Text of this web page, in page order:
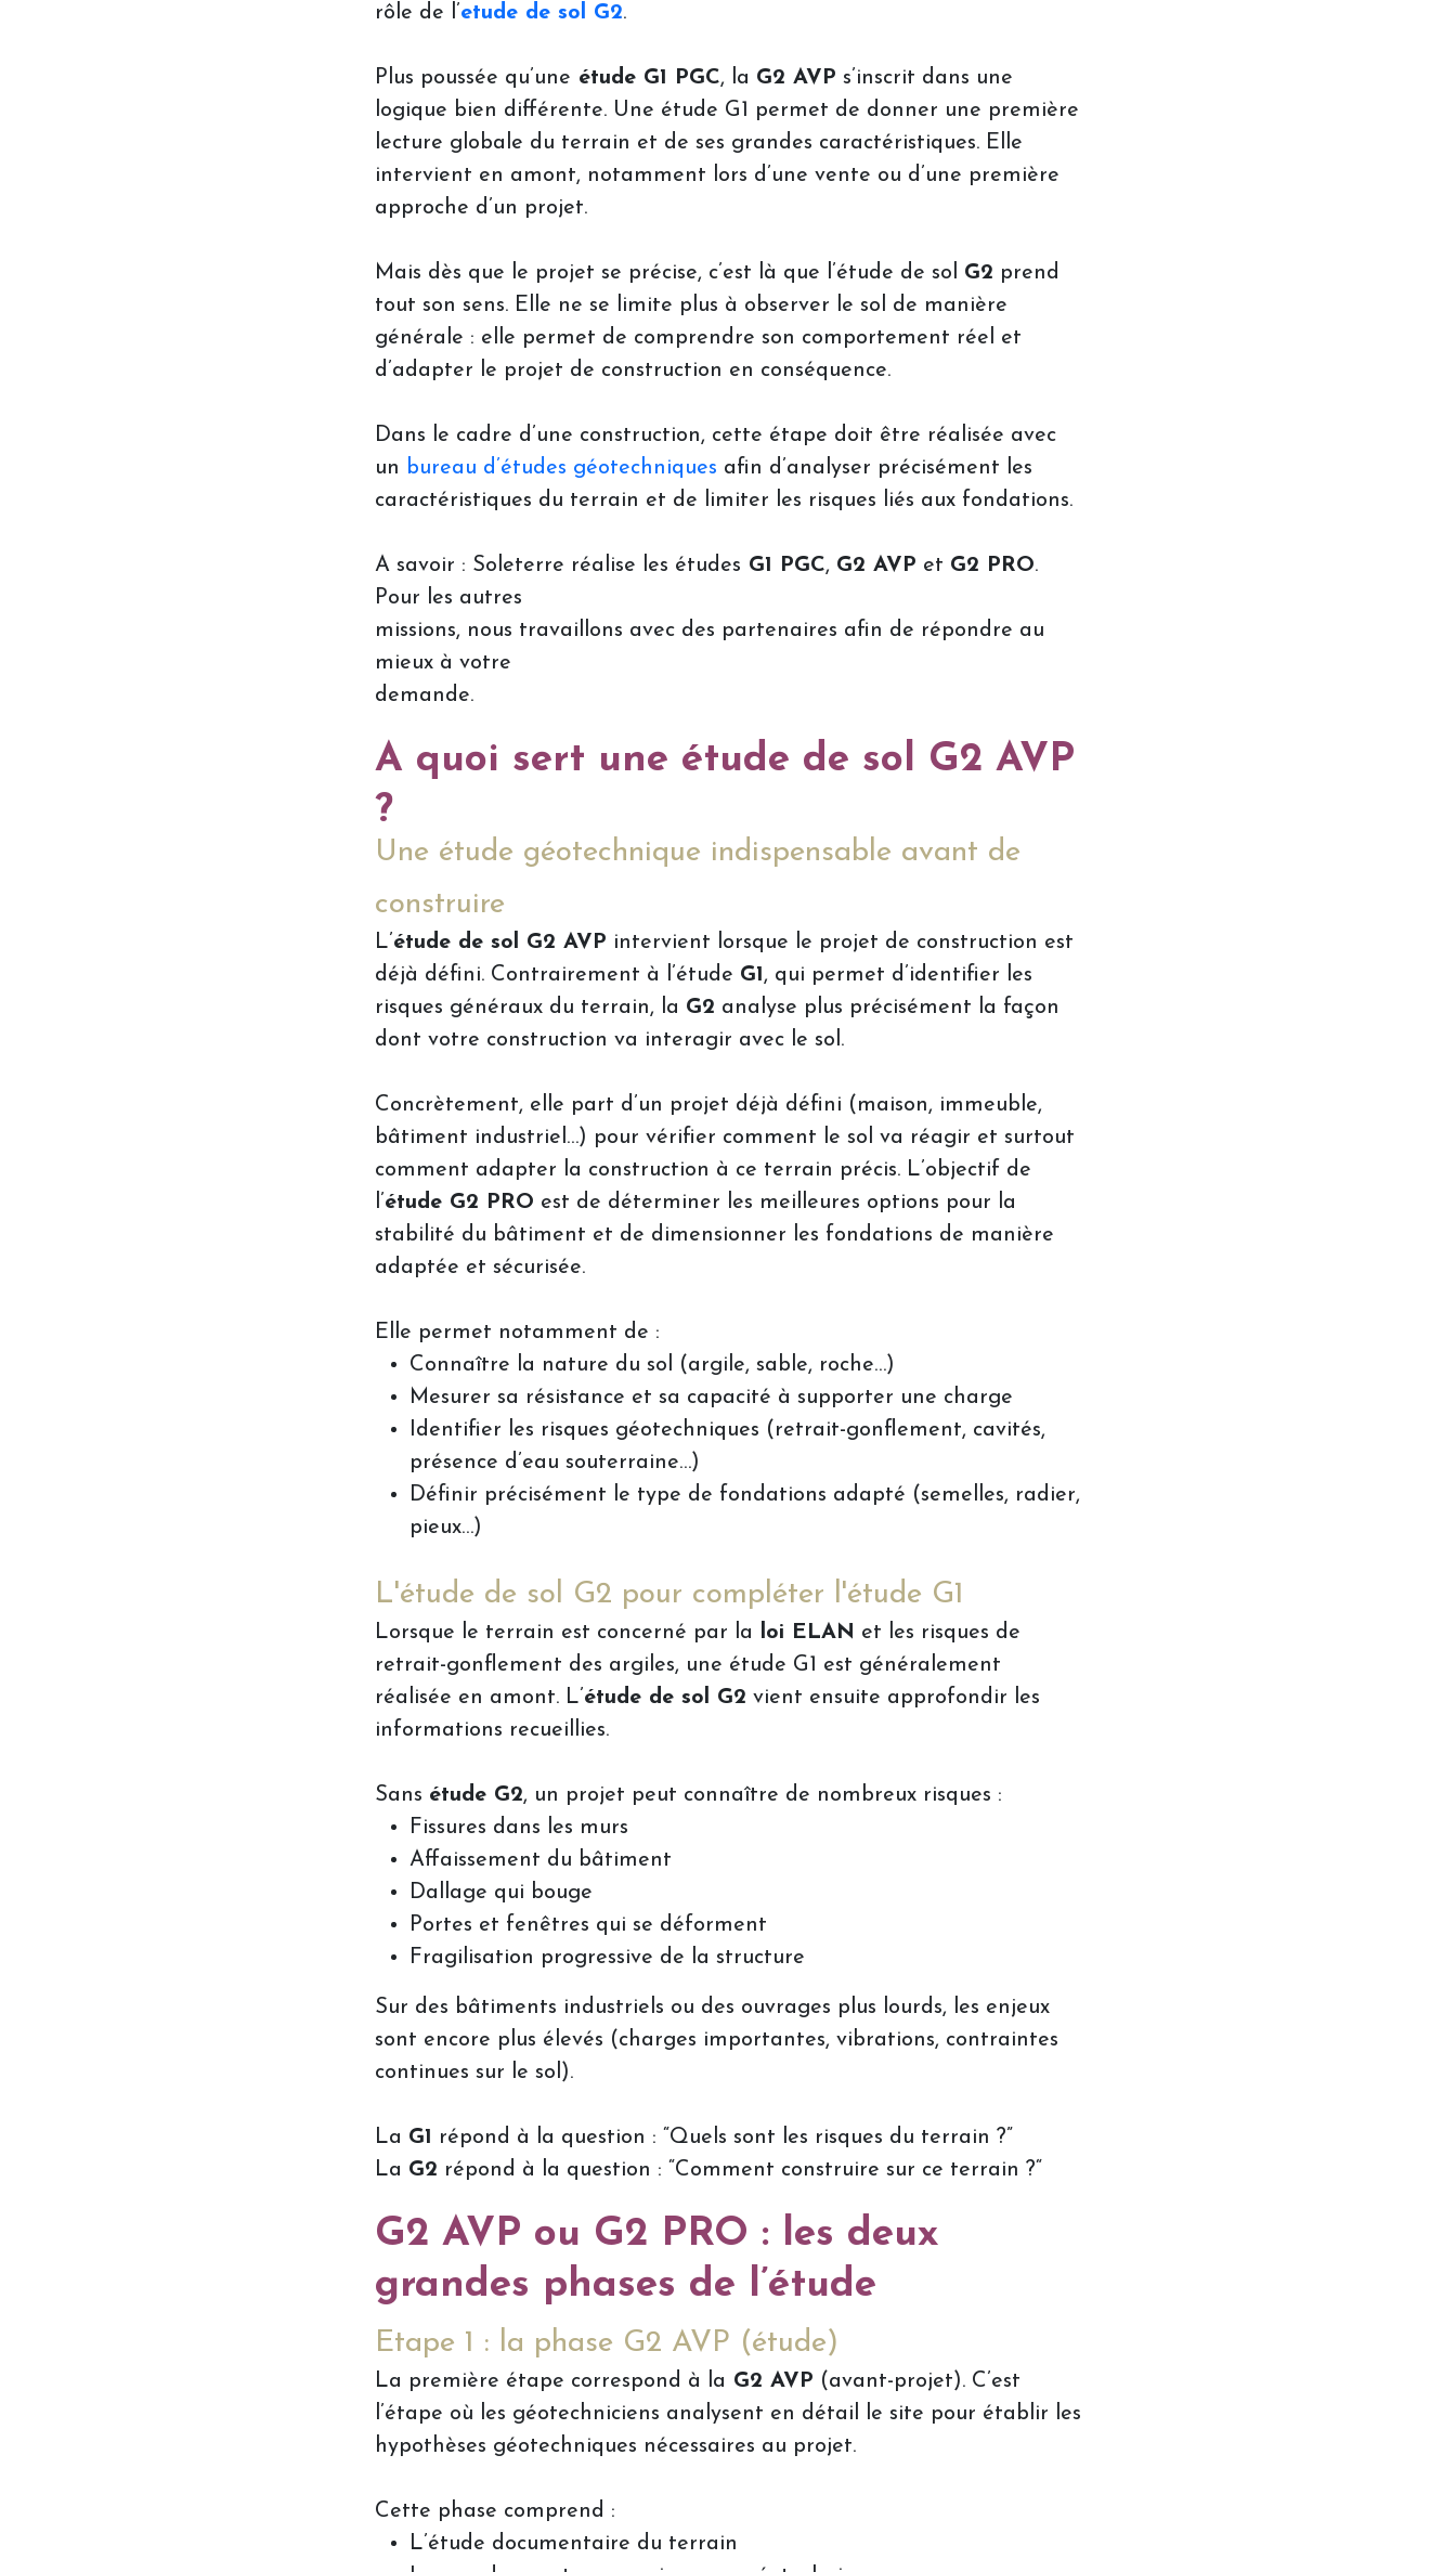
rôle de l’etude de sol G2.
Plus poussée qu’une étude G1 PGC, la G2 AVP s’inscrit dans une
logique bien différente. Une étude G1 permet de donner une première
lecture globale du terrain et de ses grandes caractéristiques. Elle
intervient en amont, notamment lors d’une vente ou d’une première
approche d’un projet.
Mais dès que le projet se précise, c’est là que l’étude de sol G2 prend
tout son sens. Elle ne se limite plus à observer le sol de manière
générale : elle permet de comprendre son comportement réel et
d’adapter le projet de construction en conséquence.
Dans le cadre d’une construction, cette étape doit être réalisée avec
un bureau d’études géotechniques afin d’analyser précisément les
caractéristiques du terrain et de limiter les risques liés aux fondations.
A savoir : Soleterre réalise les études G1 PGC, G2 AVP et G2 PRO.
Pour les autres
missions, nous travaillons avec des partenaires afin de répondre au
mieux à votre
demande.
A quoi sert une étude de sol G2 AVP
?
Une étude géotechnique indispensable avant de
construire
L’étude de sol G2 AVP intervient lorsque le projet de construction est
déjà défini. Contrairement à l’étude G1 , qui permet d’identifier les
risques généraux du terrain, la G2 analyse plus précisément la façon
dont votre construction va interagir avec le sol.
Concrètement, elle part d’un projet déjà défini (maison, immeuble,
bâtiment industriel…) pour vérifier comment le sol va réagir et surtout
comment adapter la construction à ce terrain précis. L’objectif de
l’étude G2 PRO est de déterminer les meilleures options pour la
stabilité du bâtiment et de dimensionner les fondations de manière
adaptée et sécurisée.
Elle permet notamment de :
Connaître la nature du sol (argile, sable, roche…)
Mesurer sa résistance et sa capacité à supporter une charge
Identifier les risques géotechniques (retrait-gonflement, cavités,
présence d’eau souterraine…)
Définir précisément le type de fondations adapté (semelles, radier,
pieux…)
L'étude de sol G2 pour compléter l'étude G1
Lorsque le terrain est concerné par la loi ELAN et les risques de
retrait-gonflement des argiles, une étude G1 est généralement
réalisée en amont. L’étude de sol G2 vient ensuite approfondir les
informations recueillies.
Sans étude G2, un projet peut connaître de nombreux risques :
Fissures dans les murs
Affaissement du bâtiment
Dallage qui bouge
Portes et fenêtres qui se déforment
Fragilisation progressive de la structure
Sur des bâtiments industriels ou des ouvrages plus lourds, les enjeux
sont encore plus élevés (charges importantes, vibrations, contraintes
continues sur le sol).
La G1
répond à la question : “Quels sont les risques du terrain ?”
La G2 répond à la question : “Comment construire sur ce terrain ?“
G2 AVP ou G2 PRO : les deux
grandes phases de l’étude
Etape 1 : la phase G2 AVP (étude)
La première étape correspond à la G2 AVP (avant-projet). C’est
l’étape où les géotechniciens analysent en détail le site pour établir les
hypothèses géotechniques nécessaires au projet.
Cette phase comprend :
L’étude documentaire du terrain